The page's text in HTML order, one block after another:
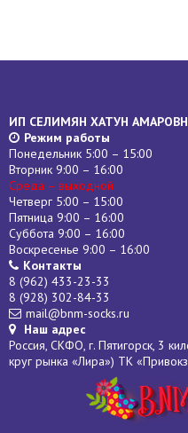
ИП СЕЛИМЯН ХАТУН
Режим работы
Понедельник 5:00 – 15:00
Вторник 9:00 – 16:00
Среда – выходной
Четверг 5:00 – 15:00
Пятница 9:00 – 16:00
Суббота 9:00 – 16:00
Воскресенье 9:00 – 16:00
Контакты
8 (962) 433-23-33
8 (928) 302-84-33
mail@bnm-socks.ru
Наш адрес
Россия, СКФО, г. Пятигорск, 3
круг рынка «Лира») ТК